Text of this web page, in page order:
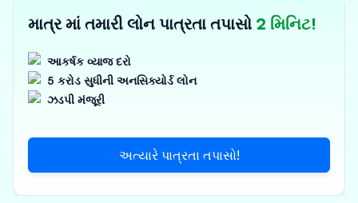
માત્ર માં તમારી લોન પાત્રતા તપાસો 2 મિનિટ!
આકર્ષક વ્યાજ દરો
5 કરોડ સુધીની અનસિક્યોર્ડ લોન
ઝડપી મંજૂરી
અત્યારે પાત્રતા તપાસો!